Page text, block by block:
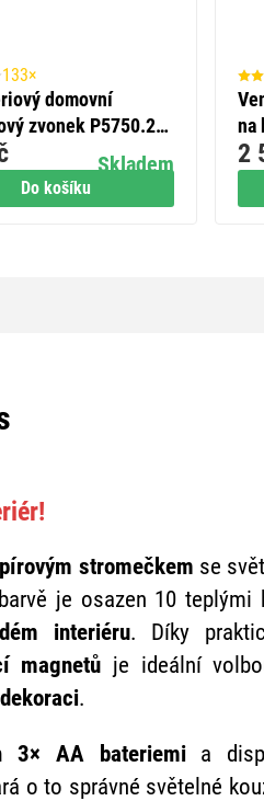
Do košíku
133×
domovní
zvonek P5750.2R
Skladem
na
/
mm2
2
stromečkem se
je osazen 10 teplými
interiéru. Díky
magnetů je ideální
.
3× AA bateriemi a
o to správné světelné